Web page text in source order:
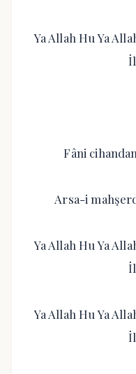
Ya Allah Hu Ya
Fâni
Arsa-i
Ya Allah Hu Ya
Ya Allah Hu Ya